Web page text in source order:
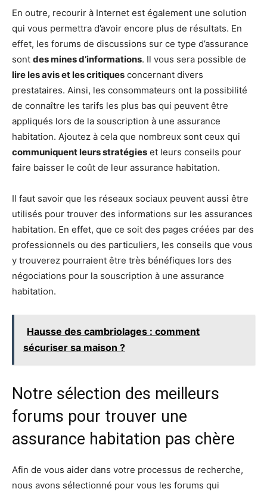
En outre, recourir à Internet est également une solution
qui vous permettra d’avoir encore plus de résultats. En
effet, les forums de discussions sur ce type d’assurance
sont des mines d’informations. Il vous sera possible de
lire les avis et les critiques concernant divers
prestataires. Ainsi, les consommateurs ont la possibilité
de connaître les tarifs les plus bas qui peuvent être
appliqués lors de la souscription à une assurance
habitation. Ajoutez à cela que nombreux sont ceux qui
communiquent leurs stratégies et leurs conseils pour
faire baisser le coût de leur assurance habitation.
Il faut savoir que les réseaux sociaux peuvent aussi être
utilisés pour trouver des informations sur les assurances
habitation. En effet, que ce soit des pages créées par des
professionnels ou des particuliers, les conseils que vous
y trouverez pourraient être très bénéfiques lors des
négociations pour la souscription à une assurance
habitation.
Hausse des cambriolages : comment
sécuriser sa maison ?
Notre sélection des meilleurs
forums pour trouver une
assurance habitation pas chère
Afin de vous aider dans votre processus de recherche,
nous avons sélectionné pour vous les forums qui